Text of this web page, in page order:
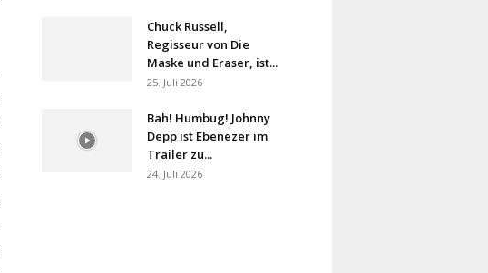
Chuck Russell,
Regisseur von Die
Maske und Eraser, ist...
25. Juli 2026
Bah! Humbug! Johnny
Depp ist Ebenezer im
Trailer zu...
24. Juli 2026